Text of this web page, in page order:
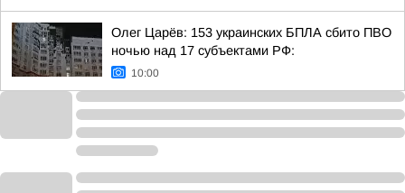
Олег Царёв: 153 украинских БПЛА сбито ПВО
ночью над 17 субъектами РФ:
10:00